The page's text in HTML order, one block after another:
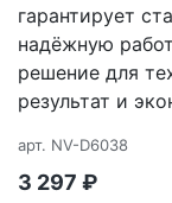
гарантирует
надёжную
решение для
результат и
арт. NV-D6038
3 297 ₽